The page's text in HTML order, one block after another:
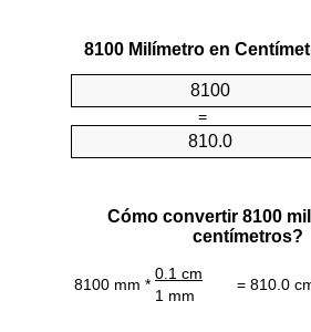
8100 Milímetro en
=
Cómo convertir 8100
centímetros?
8100 mm *
0.1 cm
= 810.0
1 mm